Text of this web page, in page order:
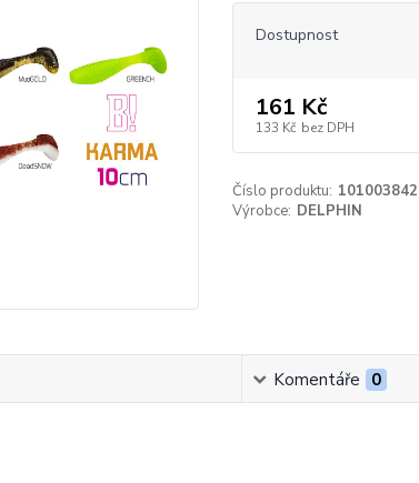
Dostupnost
161 Kč
133 Kč bez DPH
Číslo produktu: 101003842
Výrobce: DELPHIN
Komentáře 0